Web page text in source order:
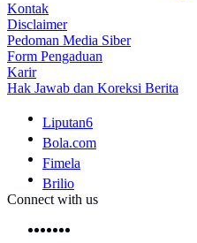
Kontak
Disclaimer
Pedoman Media Siber
Form Pengaduan
Karir
Hak Jawab dan Koreksi Berita
Liputan6
Bola.com
Fimela
Brilio
Connect with us